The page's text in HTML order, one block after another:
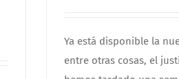
Ya está disponible la
entre otras cosas, el